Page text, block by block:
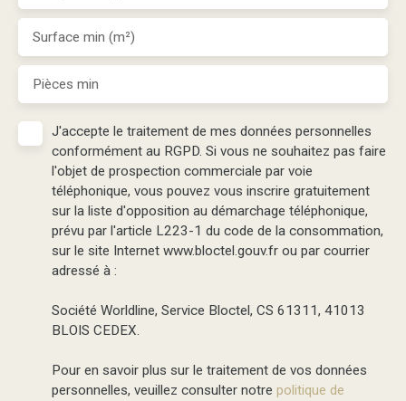
Surface min (m²)
Pièces min
J'accepte le traitement de mes données personnelles
conformément au RGPD. Si vous ne souhaitez pas faire
l'objet de prospection commerciale par voie
téléphonique, vous pouvez vous inscrire gratuitement
sur la liste d'opposition au démarchage téléphonique,
prévu par l'article L223-1 du code de la consommation,
sur le site Internet www.bloctel.gouv.fr ou par courrier
adressé à :
Société Worldline, Service Bloctel, CS 61311, 41013
BLOIS CEDEX.
Pour en savoir plus sur le traitement de vos données
personnelles, veuillez consulter notre politique de